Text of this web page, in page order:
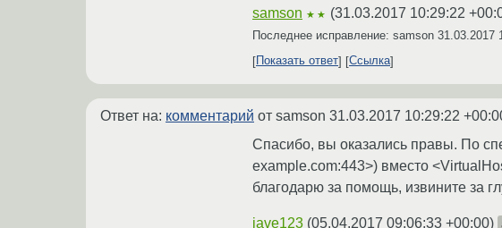
samson ★★ (31.03.2017 10:29:22
Последнее исправление: samson 31.03.2017
Показать ответ
Ссылка
Ответ на: комментарий от samson 31.03.2017 10:29:22
Спасибо, вы оказались правы. По
example.com:443>) вместо
благодарю за помощь, извините за
jave123 (05.04.2017 09:06:33 +00:00)